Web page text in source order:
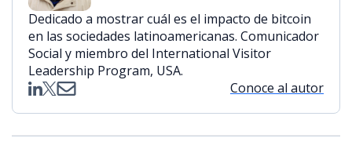
Dedicado a mostrar cuál es el impacto de bitcoin
en las sociedades latinoamericanas. Comunicador
Social y miembro del International Visitor
Leadership Program, USA.
Conoce al autor